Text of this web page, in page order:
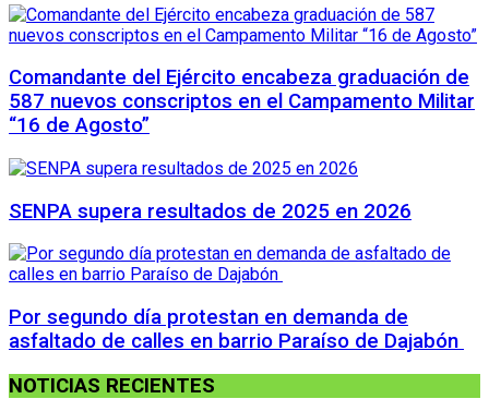
Comandante del Ejército encabeza graduación de
587 nuevos conscriptos en el Campamento Militar
“16 de Agosto”
SENPA supera resultados de 2025 en 2026
Por segundo día protestan en demanda de
asfaltado de calles en barrio Paraíso de Dajabón
NOTICIAS RECIENTES